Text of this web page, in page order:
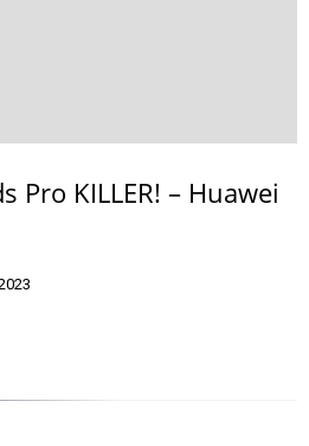
Pro KILLER! – Huawei